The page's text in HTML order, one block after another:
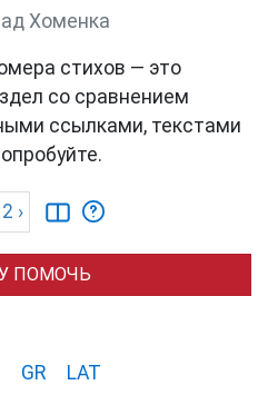
Хоменка
стихов — это
со сравнением
ссылками, текстами
2 ›
ПОМОЧЬ
GR LAT